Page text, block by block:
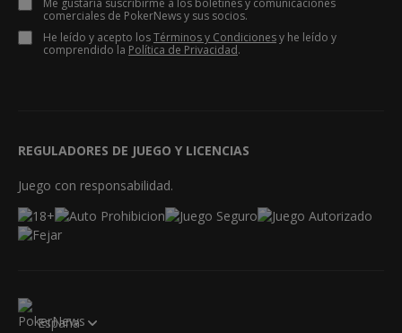
comerciales de PokerNews y sus socios.
He leído y acepto losTérminos y Condicionesy he leído y
comprendido la Política de Privacidad.
REGULADORES DE JUEGO Y LICENCIAS
Juego con responsabilidad.
España